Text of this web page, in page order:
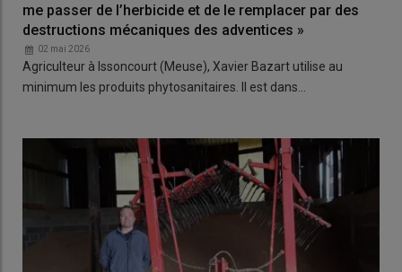
me passer de l’herbicide et de le remplacer par des
destructions mécaniques des adventices »
02 mai 2026
Agriculteur à Issoncourt (Meuse), Xavier Bazart utilise au
minimum les produits phytosanitaires. Il est dans…